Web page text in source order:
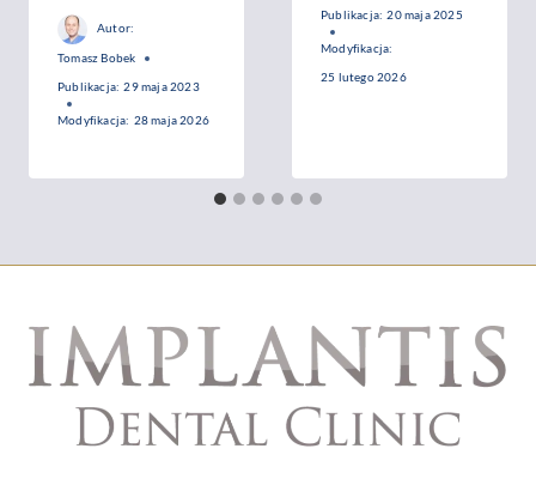
Autor:
Tomasz Bobek
Publikacja: 29 maja 2023
Modyfikacja: 28 maja 2026
Publikacja: 20 maja 2025
Modyfikacja:
25 lutego 2026